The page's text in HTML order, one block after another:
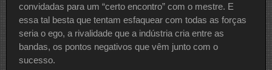
convidadas para um “certo encontro” com o mestre. E
essa tal besta que tentam esfaquear com todas as forças
seria o ego, a rivalidade que a indústria cria entre as
bandas, os pontos negativos que vêm junto com o
sucesso.